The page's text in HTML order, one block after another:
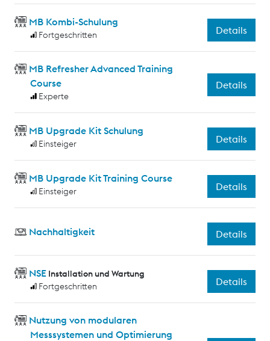
MB Kombi-Schulung
Fortgeschritten Details
MB Refresher Advanced Training
Course
Experte
Details
MB Upgrade Kit Schulung
Einsteiger Details
MB Upgrade Kit Training Course
Einsteiger Details
Nachhaltigkeit Details
NSE Installation und Wartung
Fortgeschritten
Details
Nutzung von modularen
Messsystemen und Optimierung